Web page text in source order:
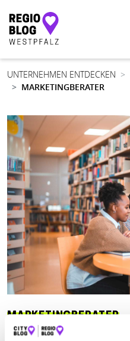
Hauptnavigation
UNTERNEHMEN ENTDECKEN
MARKETINGBERATER
MARKETINGBERATER